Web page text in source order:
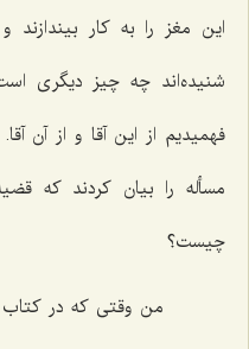
این مغز را به كار بیندازند
شنیده‌اند چه چیز دیگری
فهمیدیم از این آقا و از آن
مسأله را بیان كردند كه
چیست؟
من وقتی كه در كتاب